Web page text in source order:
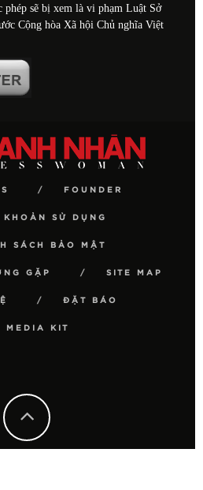
phép sẽ bị xem là vi phạm Luật Sở
Cộng hòa Xã hội Chủ nghĩa Việt
FOUNDER
SỬ DỤNG
SÁCH BẢO MẬT
GẶP SITE MAP
ĐẶT BÁO
MEDIA KIT